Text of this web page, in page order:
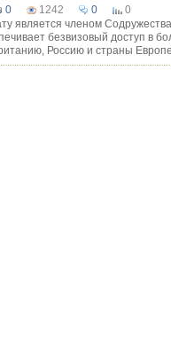
0 1242 0
0
является членом
безвизовый доступ в
Россию и страны